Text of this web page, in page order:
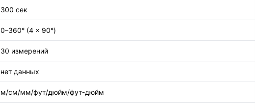
300 сек
0–360° (4 x 90°)
30 измерений
нет данных
м/см/мм/фут/дюйм/фут-дюйм